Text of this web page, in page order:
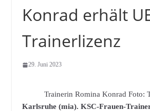
Konrad erhält
Trainerlizenz
29. Juni 2023
Trainerin Romina Konrad Foto:
Karlsruhe (mia). KSC-Frauen-